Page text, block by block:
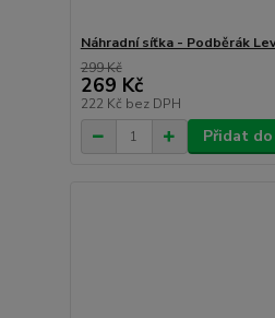
Náhradní síťka - Podběrák
299 Kč
269 Kč
222 Kč bez DPH
Přidat